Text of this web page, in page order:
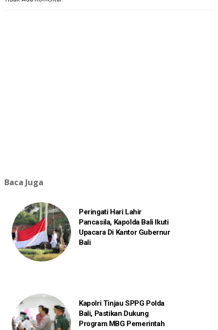
Baca Juga
Peringati Hari Lahir
Pancasila, Kapolda Bali Ikuti
Upacara Di Kantor Gubernur
Bali
Kapolri Tinjau SPPG Polda
Bali, Pastikan Dukung
Program MBG Pemerintah